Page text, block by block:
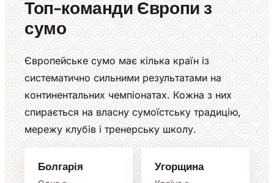
Топ-команди Європи з
сумо
Європейське сумо має кілька країн із
систематично сильними результатами на
континентальних чемпіонатах. Кожна з них
спирається на власну сумоїстську традицію,
мережу клубів і тренерську школу.
Болгарія
Угорщина